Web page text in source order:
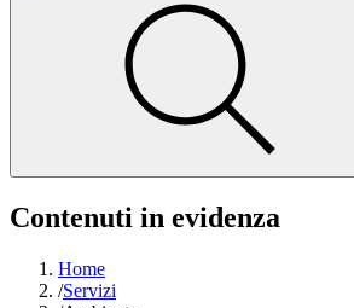
Contenuti in evidenza
Home
/Servizi